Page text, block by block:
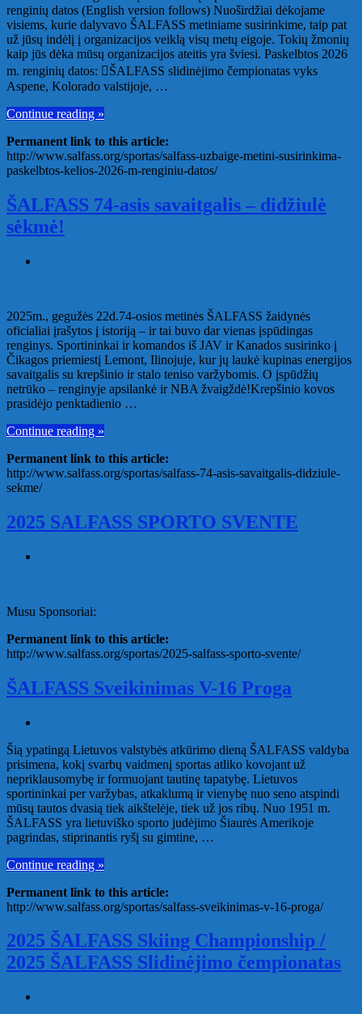
renginių datos (English version follows) Nuoširdžiai dėkojame
visiems, kurie dalyvavo ŠALFASS metiniame susirinkime, taip pat
už jūsų indėlį į organizacijos veiklą visų metų eigoje. Tokių žmonių
kaip jūs dėka mūsų organizacijos ateitis yra šviesi. Paskelbtos 2026
m. renginių datos: ŠALFASS slidinėjimo čempionatas vyks
Aspene, Kolorado valstijoje, …
Continue reading »
Permanent link to this article:
http://www.salfass.org/sportas/salfass-uzbaige-metini-susirinkima-
paskelbtos-kelios-2026-m-renginiu-datos/
ŠALFASS 74-asis savaitgalis – didžiulė
sėkmė!
2025m., gegužės 22d.74-osios metinės ŠALFASS žaidynės
oficialiai įrašytos į istoriją – ir tai buvo dar vienas įspūdingas
renginys. Sportininkai ir komandos iš JAV ir Kanados susirinko į
Čikagos priemiestį Lemont, Ilinojuje, kur jų laukė kupinas energijos
savaitgalis su krepšinio ir stalo teniso varžybomis. O įspūdžių
netrūko – renginyje apsilankė ir NBA žvaigždė!Krepšinio kovos
prasidėjo penktadienio …
Continue reading »
Permanent link to this article:
http://www.salfass.org/sportas/salfass-74-asis-savaitgalis-didziule-
sekme/
2025 SALFASS SPORTO SVENTE
Musu Sponsoriai:
Permanent link to this article:
http://www.salfass.org/sportas/2025-salfass-sporto-svente/
ŠALFASS Sveikinimas V-16 Proga
Šią ypatingą Lietuvos valstybės atkūrimo dieną ŠALFASS valdyba
prisimena, kokį svarbų vaidmenį sportas atliko kovojant už
nepriklausomybę ir formuojant tautinę tapatybę. Lietuvos
sportininkai per varžybas, atkaklumą ir vienybę nuo seno atspindi
mūsų tautos dvasią tiek aikštelėje, tiek už jos ribų. Nuo 1951 m.
ŠALFASS yra lietuviško sporto judėjimo Šiaurės Amerikoje
pagrindas, stiprinantis ryšį su gimtine, …
Continue reading »
Permanent link to this article:
http://www.salfass.org/sportas/salfass-sveikinimas-v-16-proga/
2025 ŠALFASS Skiing Championship /
2025 ŠALFASS Slidinėjimo čempionatas